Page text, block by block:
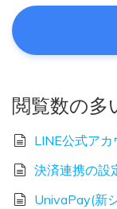
閲覧数の多
LINE公式ア
決済連携の設
UnivaPay(新